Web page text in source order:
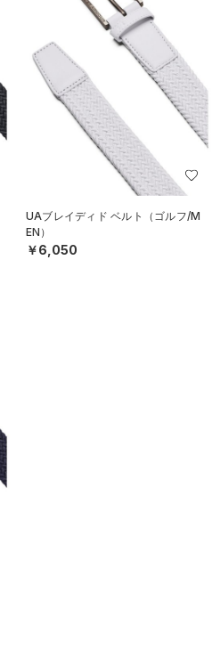
UAブレイディド ベルト（ゴルフ/M
EN）
￥6,050